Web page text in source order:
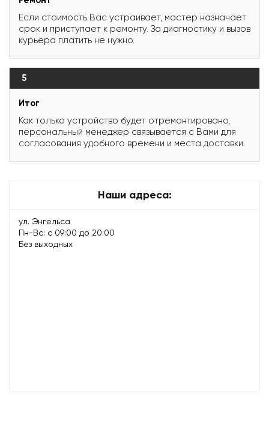
Если стоимость Вас устраивает, мастер назначает
срок и приступает к ремонту. За диагностику и вызов
курьера платить не нужно.
5
Итог
Как только устройство будет отремонтировано,
персональный менеджер связывается с Вами для
согласования удобного времени и места доставки.
Наши адреса:
ул. Энгельса
Пн-Вс: с 09:00 до 20:00
Без выходных